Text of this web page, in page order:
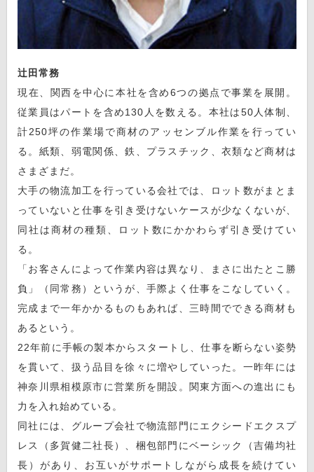
辻田常務
現在、関西を中心に本社を含め6つの拠点で事業を展開。
従業員はパートを含め130人を数える。本社は50人体制、
計250坪の作業場で商材のアッセンブル作業を行ってい
る。紙類、弱電関係、鉄、プラスチック、衣類など商材は
さまざまだ。
大手の物流加工を行っている会社では、ロット数がまとま
っていないと仕事を引き受けないケースが少なくないが、
同社は商材の種類、ロット数にかかわらず引き受けてい
る。
「お客さんによって作業内容は異なり、まさに出たとこ勝
負」（同常務）というが、手際よく仕事をこなしていく。
完成まで一年かかるものもあれば、三時間でできる商材も
あるという。
22年前に手帳の製本からスタートし、仕事を断らない姿勢
を貫いて、扱う品目を徐々に増やしていった。一昨年には
神奈川県相模原市に営業所を開設。関東方面への進出にも
力を入れ始めている。
同社には、グループ会社で物流部門にエクシードエクスプ
レス（多賀健二社長）、梱包部門にベーシック（吉備均社
長）があり、お互いがサポートしながら成長を続けてい